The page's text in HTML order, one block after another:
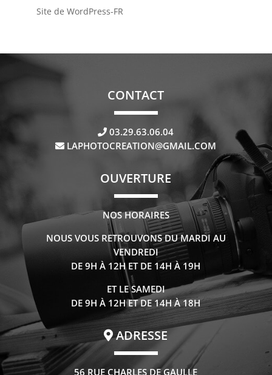
Site de WordPress-FR
CONTACT
03.29.63.06.04
LAPHOTOCREATION@GMAIL.COM
OUVERTURE
NOS HORAIRES
NOUS VOUS RETROUVONS DU MARDI AU
VENDREDI
DE 9H À 12H ET DE 14H À 19H
ET LE SAMEDI
DE 9H À 12H ET DE 14H À 18H
ADRESSE
56 RUE CHARLES DE GAULLE